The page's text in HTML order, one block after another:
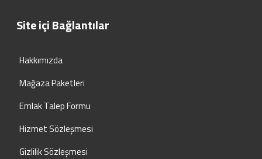
Site içi Bağlantılar
Hakkımızda
Mağaza Paketleri
Emlak Talep Formu
Hizmet Sözleşmesi
Gizlilik Sözleşmesi